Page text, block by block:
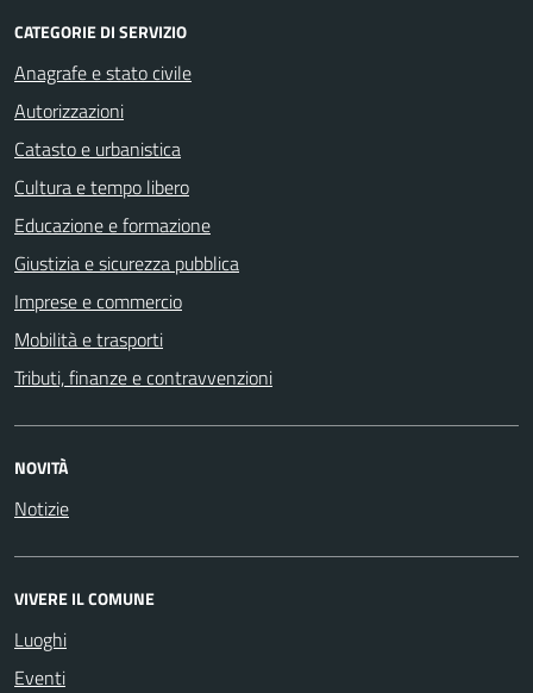
CATEGORIE DI SERVIZIO
Anagrafe e stato civile
Autorizzazioni
Catasto e urbanistica
Cultura e tempo libero
Educazione e formazione
Giustizia e sicurezza pubblica
Imprese e commercio
Mobilità e trasporti
Tributi, finanze e contravvenzioni
NOVITÀ
Notizie
VIVERE IL COMUNE
Luoghi
Eventi